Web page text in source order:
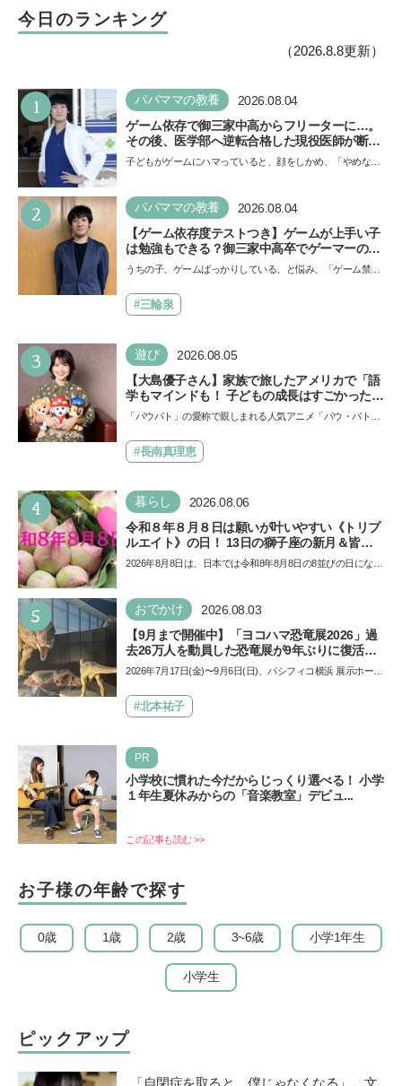
今日のランキング
（2026.8.8更新）
1 パパママの教養 2026.08.04
ゲーム依存で御三家中高からフリーターに…。
その後、医学部へ逆転合格した現役医師が断言
「ゲームの経験が受験勉強に役立った」そう考
える背景とは
子どもがゲームにハマっていると、顔をしかめ、「やめなさ
い…
2 パパママの教養 2026.08.04
【ゲーム依存度テストつき】ゲームが上手い子
は勉強もできる？御三家中高卒でゲーマーの医
師・阿部智史さんが教えるゲームしながら受験
で勝つためのメソッド
うちの子、ゲームばっかりしている、と悩み、「ゲーム禁
も…#三輪泉
3 遊び 2026.08.05
【大島優子さん】家族で旅したアメリカで「語
学もマインドも！ 子どもの成長はすごかった」
声優をつとめた映画『パウ・パトロール ザ・ダ
イノ・ムービー』ではあきらめなければ何でも
できると子どもに知ってほしい
「パウパト」の愛称で親しまれる人気アニメ「パウ・パトロ
ザ…#長南真理恵
4 暮らし 2026.08.06
令和８年８月８日は願いが叶いやすい《トリプ
ルエイト》の日！ 13日の獅子座の新月＆皆既
日食の影響にも注目
2026年8月8日は、日本では令和8年8月8日の8並びの日になり
て…
5 おでかけ 2026.08.03
【9月まで開催中】「ヨコハマ恐竜展2026」過
去26万人を動員した恐竜展が9年ぶりに復活！
夏休みのおでかけで楽しむポイントを完全ガイ
2026年7月17日(金)〜9月6日(日)、パシフィコ横浜 展示ホール
催…#北本祐子
PR
小学校に慣れた今だからじっくり選べる！ 小学
１年生夏休みからの「音楽教室」デビュ...
この記事も読む >>
お子様の年齢で探す
0歳 1歳 2歳 3~6歳 小学1年生
小学生
ピックアップ
「自閉症を取ると、僕じゃなくなる」。文